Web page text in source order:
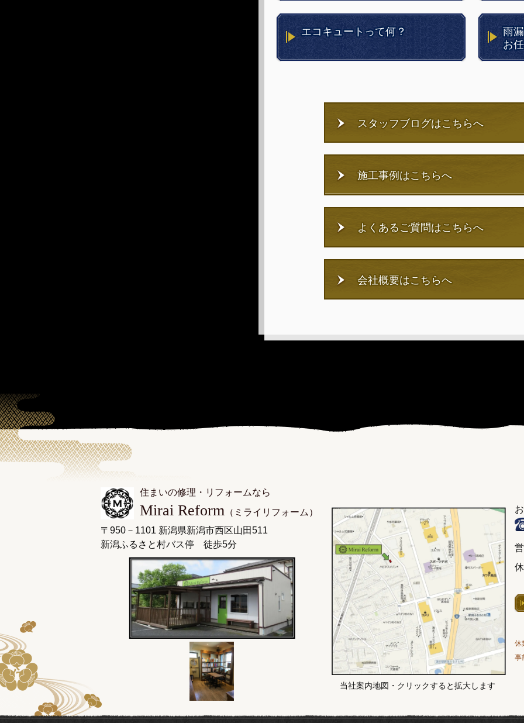
エコキュートって何？
雨
お
スタッフブログはこちらへ
施工事例はこちらへ
よくあるご質問はこちらへ
会社概要はこちらへ
住まいの修理・リフォームなら
Mirai Reform （ミライリフォーム）
〒950－1101 新潟県新潟市西区山田511
新潟ふるさと村バス停 徒歩5分
当社案内地図・クリックすると拡大します
休
事